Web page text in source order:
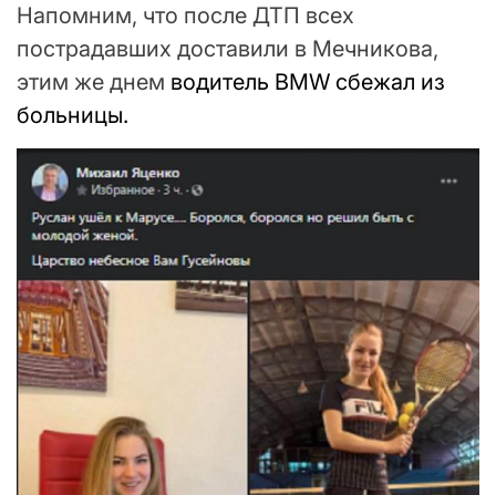
Напомним, что после ДТП всех
пострадавших доставили в Мечникова,
этим же днем водитель BMW сбежал из
больницы.